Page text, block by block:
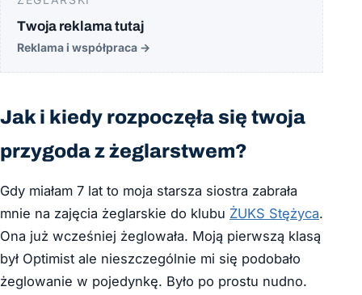
Twoja reklama tutaj
Reklama i współpraca →
Jak i kiedy rozpoczęła się twoja
przygoda z żeglarstwem?
Gdy miałam 7 lat to moja starsza siostra zabrała
mnie na zajęcia żeglarskie do klubu ŻUKS Stężyca.
Ona już wcześniej żeglowała. Moją pierwszą klasą
był Optimist ale nieszczególnie mi się podobało
żeglowanie w pojedynkę. Było po prostu nudno.